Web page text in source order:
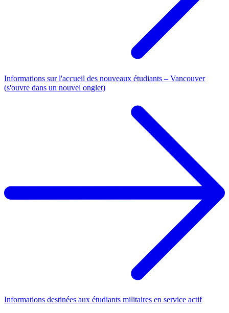
Informations sur l'accueil des nouveaux étudiants – Vancouver
(s'ouvre dans un nouvel onglet)
Informations destinées aux étudiants militaires en service actif